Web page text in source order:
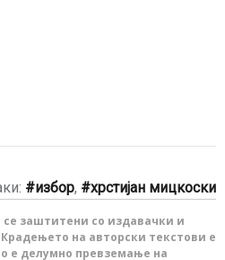
избор, хрстијан мицкоски
заштитени со издавачки и
на авторски текстови е
е делумно превземање на